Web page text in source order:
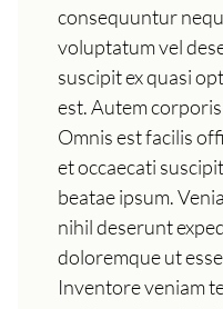
consequuntur
voluptatum vel
suscipit ex quasi
est. Autem
Omnis est facilis
et occaecati
beatae ipsum.
nihil deserunt
doloremque ut
Inventore veniam